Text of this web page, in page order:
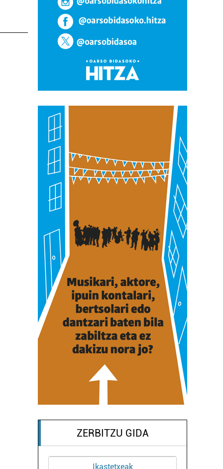
ZERBITZU GIDA
Ikastetxeak